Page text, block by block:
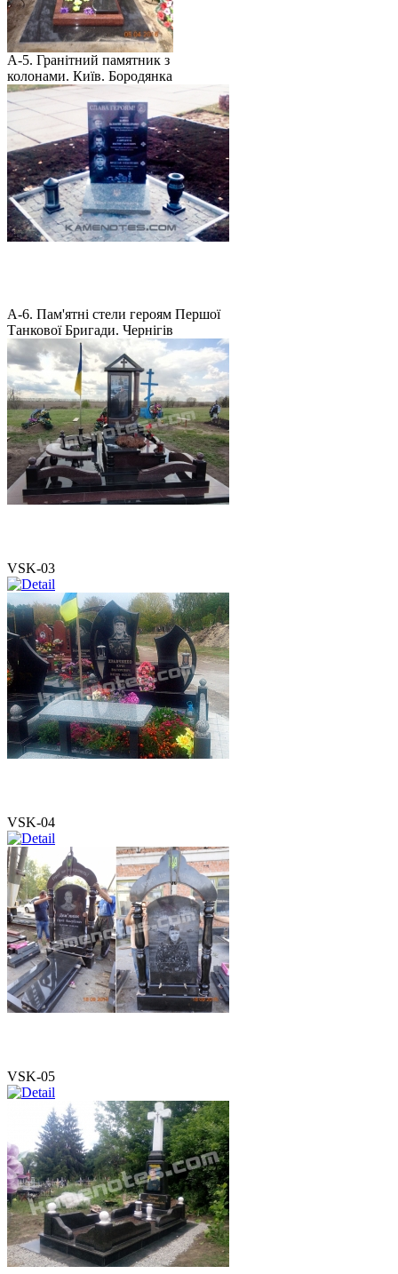
А-5. Гранітний памятник з
колонами. Київ. Бородянка
А-6. Пам'ятні стели героям Першої
Танкової Бригади. Чернігів
VSK-03
VSK-04
VSK-05